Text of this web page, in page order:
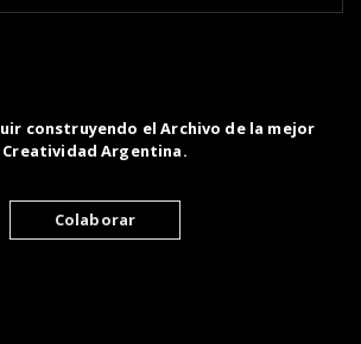
construyendo el Archivo de la mejor
Creatividad Argentina.
Colaborar